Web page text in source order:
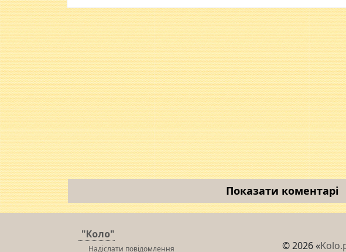
Показати коментарі
"Коло"
Надіслати повідомлення © 2026 «